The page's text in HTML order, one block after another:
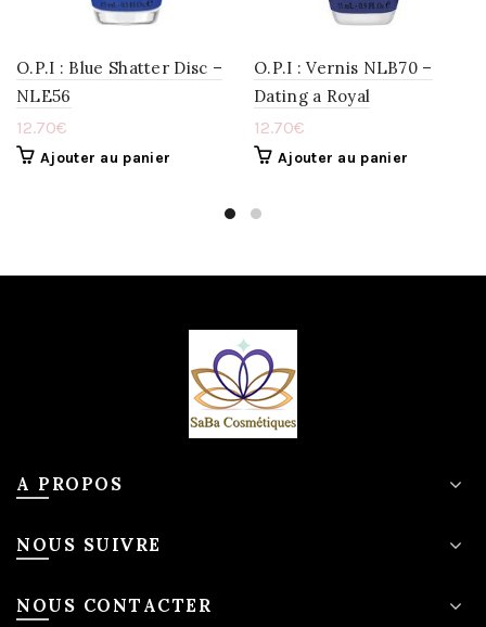
O.P.I : Blue Shatter Disc –
NLE56
12.70€
Ajouter au panier
O.P.I : Vernis NLB70 –
Dating a Royal
12.70€
Ajouter au panier
A PROPOS
NOUS SUIVRE
NOUS CONTACTER